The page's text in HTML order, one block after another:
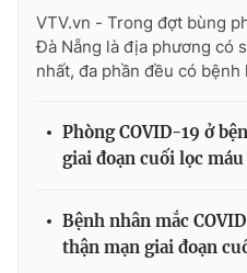
VTV.vn - Trong đợt bùng
Đà Nẵng là địa phương có
nhất, đa phần đều có
Phòng COVID-19 ở
giai đoạn cuối lọc
Bệnh nhân mắc
thận mạn giai đoạn